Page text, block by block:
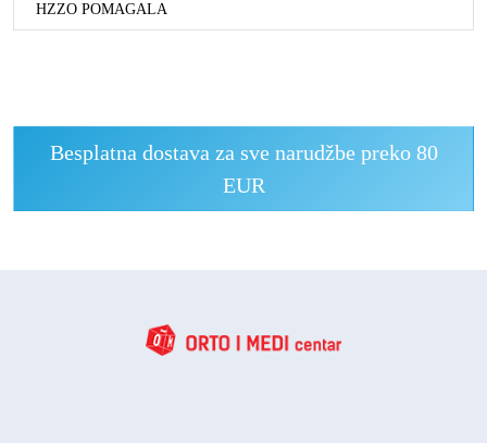
HZZO POMAGALA
Besplatna dostava za sve narudžbe preko 80
EUR